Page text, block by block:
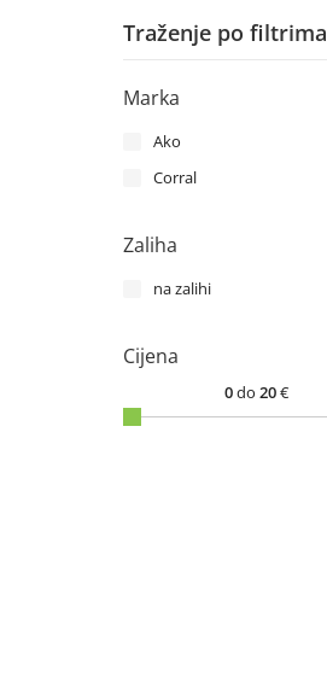
Traženje po filtrima
Marka
Ako
Corral
Zaliha
na zalihi
Cijena
0do 20€